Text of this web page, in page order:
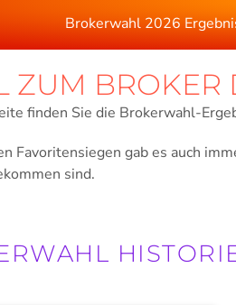
Brokerwahl 2026
ZUM BROKER
finden Sie die Brokerwahl-
Favoritensiegen gab es auch
sind.